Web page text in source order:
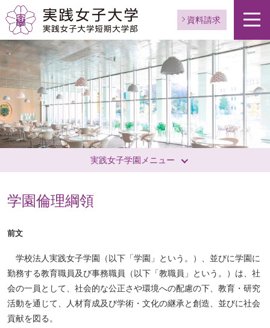
資料請求
実践女子学園メニュー
学園倫理綱領
前文
学校法人実践女子学園（以下「学園」という。）、並びに学園に
勤務する教育職員及び事務職員（以下「教職員」という。）は、社
会の一員として、社会的な公正さや環境への配慮の下、教育・研究
活動を通じて、人材育成及び学術・文化の継承と創造、並びに社会
貢献を図る。